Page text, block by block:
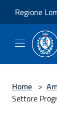
Regione
Home >
Settore